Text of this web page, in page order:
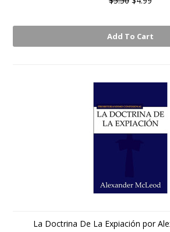
Add To Cart
La Doctrina De La Expiación por